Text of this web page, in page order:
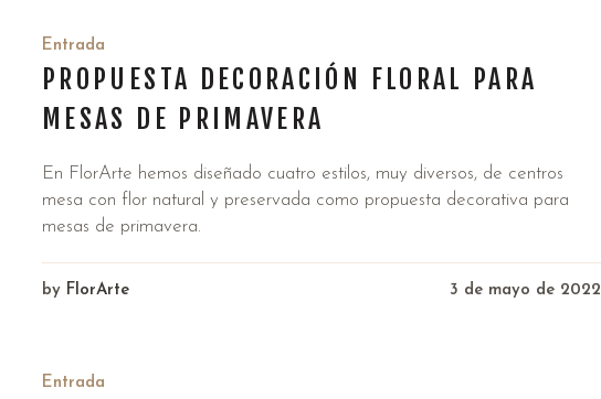
Entrada
PROPUESTA DECORACIÓN FLORAL PARA
MESAS DE PRIMAVERA
En FlorArte hemos diseñado cuatro estilos, muy diversos, de centros
mesa con flor natural y preservada como propuesta decorativa para
mesas de primavera.
3 de mayo de 2022
by FlorArte
Entrada